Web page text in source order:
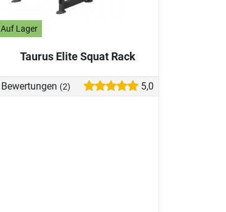
Auf Lager
Taurus Elite Squat Rack
Bewertungen (2) 5,0